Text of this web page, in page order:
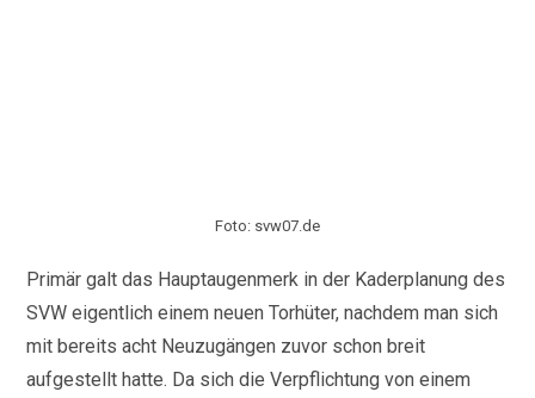
Foto: svw07.de
Primär galt das Hauptaugenmerk in der Kaderplanung des
SVW eigentlich einem neuen Torhüter, nachdem man sich
mit bereits acht Neuzugängen zuvor schon breit
aufgestellt hatte. Da sich die Verpflichtung von einem